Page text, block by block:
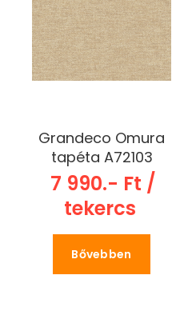
Grandeco Omura
tapéta A72103
7 990.- Ft /
tekercs
Bővebben